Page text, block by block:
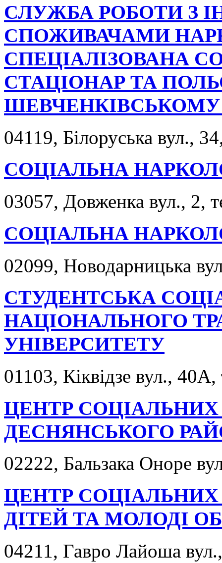
СЛУЖБА РОБОТИ З
СПОЖИВАЧАМИ
СПЕЦІАЛІЗОВАНА
СТАЦІОНАР ТА
ШЕВЧЕНКІВСЬКОМУ
04119, Білоруська вул.,
СОЦІАЛЬНА
03057, Довженка вул., 2,
СОЦІАЛЬНА
02099, Новодарницька
СТУДЕНТСЬКА
НАЦІОНАЛЬНОГО
УНІВЕРСИТЕТУ
01103, Кіквідзе вул.,
ЦЕНТР
ДЕСНЯНСЬКОГО
02222, Бальзака Оноре
ЦЕНТР
ДІТЕЙ ТА МОЛОДІ
04211, Гавро Лайоша